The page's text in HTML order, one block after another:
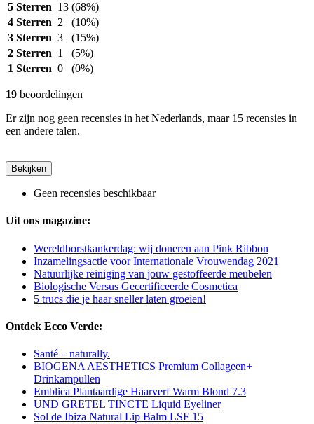
5 Sterren 13 (68%)
4 Sterren 2
(10%)
3 Sterren 3
(15%)
2 Sterren 1
(5%)
1 Sterren 0 (0%)
19 beoordelingen
Er zijn nog geen recensies in het Nederlands, maar 15 recensies in
een andere talen.
Bekijken
Geen recensies beschikbaar
Uit ons magazine:
Wereldborstkankerdag: wij doneren aan Pink Ribbon
Inzamelingsactie voor Internationale Vrouwendag 2021
Natuurlijke reiniging van jouw gestoffeerde meubelen
Biologische Versus Gecertificeerde Cosmetica
5 trucs die je haar sneller laten groeien!
Ontdek Ecco Verde:
Santé – naturally.
BIOGENA AESTHETICS Premium Collageen+
Drinkampullen
Emblica Plantaardige Haarverf Warm Blond 7.3
UND GRETEL TINCTE Liquid Eyeliner
Sol de Ibiza Natural Lip Balm LSF 15